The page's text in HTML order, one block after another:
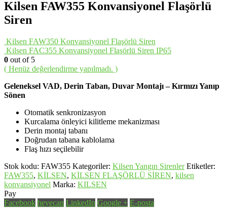
Kilsen FAW355 Konvansiyonel Flaşörlü
Siren
Kilsen FAW350 Konvansiyonel Flaşörlü Siren
Kilsen FAC355 Konvansiyonel Flaşörlü Siren IP65
0 out of 5
( Henüz değerlendirme yapılmadı. )
Geleneksel VAD, Derin Taban, Duvar Montajı – Kırmızı Yanıp
Sönen
Otomatik senkronizasyon
Kurcalama önleyici kilitleme mekanizması
Derin montaj tabanı
Doğrudan tabana kablolama
Flaş hızı seçilebilir
Stok kodu: FAW355 Kategoriler: Kilsen Yangın Sirenler Etiketler:
FAW355, KİLSEN, KİLSEN FLAŞÖRLÜ SİREN, kilsen
konvansiyonel Marka: KILSEN
Pay
Facebook heyecan LinkedIn Google + E-posta